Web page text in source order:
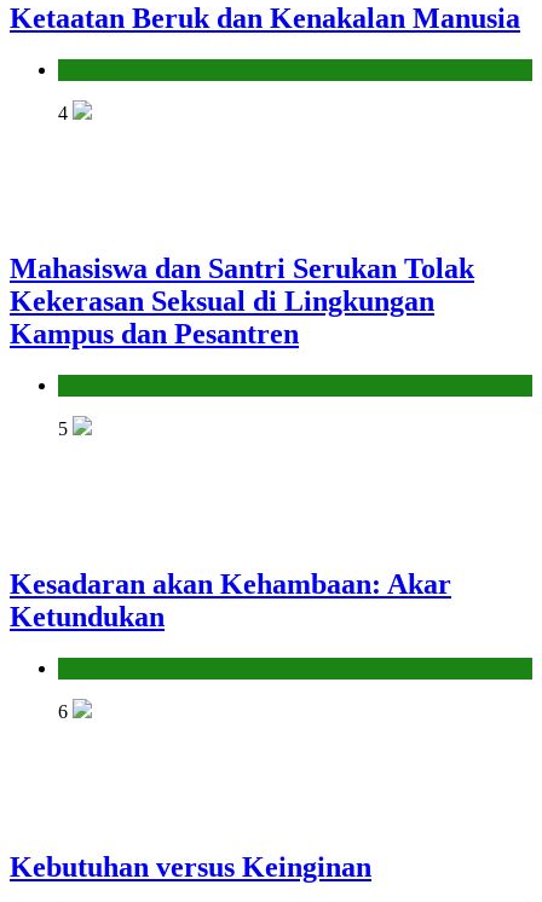
Ketaatan Beruk dan Kenakalan Manusia
4
Mahasiswa dan Santri Serukan Tolak
Kekerasan Seksual di Lingkungan
Kampus dan Pesantren
5
Kesadaran akan Kehambaan: Akar
Ketundukan
6
Kebutuhan versus Keinginan